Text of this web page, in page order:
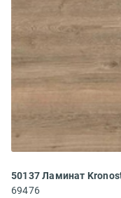
50137 Ламинат
69476